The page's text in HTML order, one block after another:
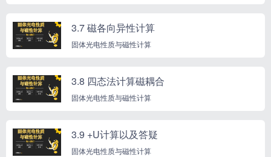
3.7 磁各向异性计算
固体光电性质与磁性计算
3.8 四态法计算磁耦合
固体光电性质与磁性计算
3.9 +U计算以及答疑
固体光电性质与磁性计算